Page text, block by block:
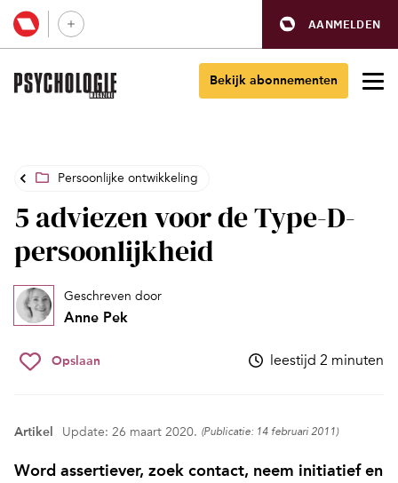
AANMELDEN
Bekijk abonnementen
Persoonlijke ontwikkeling
5 adviezen voor de Type-D-
persoonlijkheid
Geschreven door
Anne Pek
Opslaan leestijd 2 minuten
Artikel Update: 26 maart 2020. (Publicatie: 14 februari 2011)
Word assertiever, zoek contact, neem initiatief en